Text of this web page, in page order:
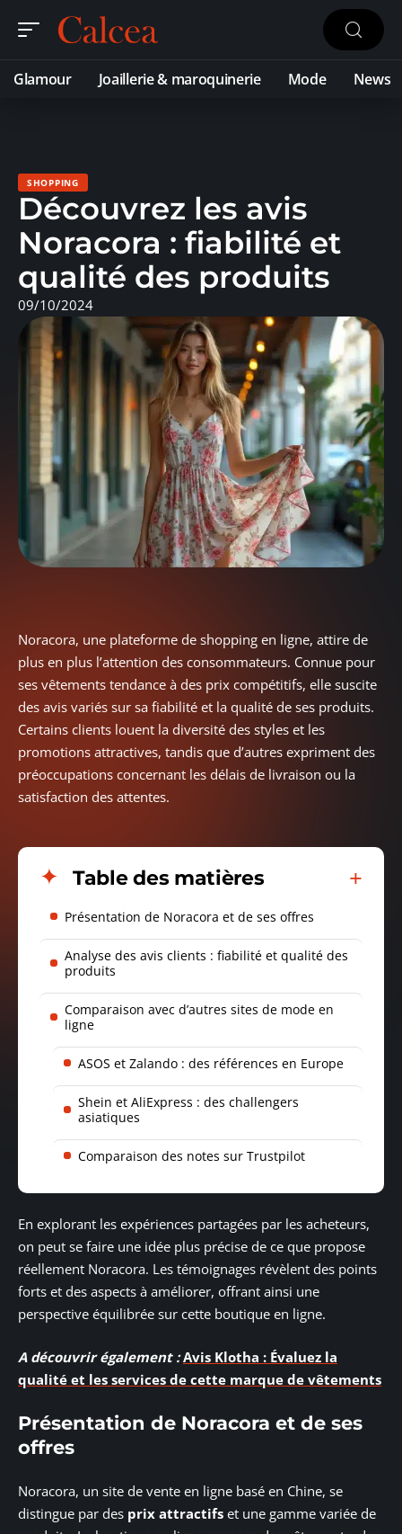
Glamour Joaillerie & maroquinerie Mode News
SHOPPING
Découvrez les avis
Noracora : fiabilité et
qualité des produits
09/10/2024
Noracora, une plateforme de shopping en ligne, attire de
plus en plus l’attention des consommateurs. Connue pour
ses vêtements tendance à des prix compétitifs, elle suscite
des avis variés sur sa fiabilité et la qualité de ses produits.
Certains clients louent la diversité des styles et les
promotions attractives, tandis que d’autres expriment des
préoccupations concernant les délais de livraison ou la
satisfaction des attentes.
Table des matières
Présentation de Noracora et de ses offres
Analyse des avis clients : fiabilité et qualité des
produits
Comparaison avec d’autres sites de mode en
ligne
ASOS et Zalando : des références en Europe
Shein et AliExpress : des challengers
asiatiques
Comparaison des notes sur Trustpilot
En explorant les expériences partagées par les acheteurs,
on peut se faire une idée plus précise de ce que propose
réellement Noracora. Les témoignages révèlent des points
forts et des aspects à améliorer, offrant ainsi une
perspective équilibrée sur cette boutique en ligne.
A découvrir également : Avis Klotha : Évaluez la
qualité et les services de cette marque de vêtements
Présentation de Noracora et de ses
offres
Noracora, un site de vente en ligne basé en Chine, se
distingue par des prix attractifs et une gamme variée de